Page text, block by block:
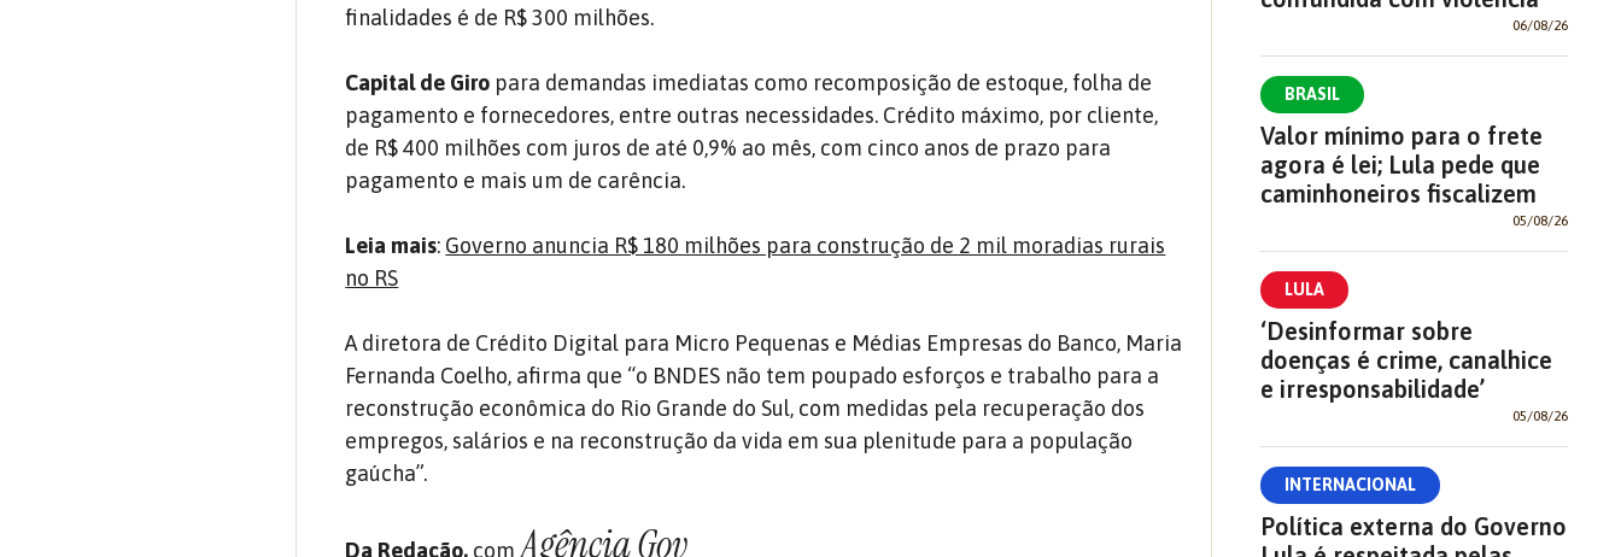
finalidades é de R$ 300 milhões.
Capital de Giro para demandas imediatas como recomposição de estoque, folha de
pagamento e fornecedores, entre outras necessidades. Crédito máximo, por cliente,
de R$ 400 milhões com juros de até 0,9% ao mês, com cinco anos de prazo para
pagamento e mais um de carência.
Leia mais: Governo anuncia R$ 180 milhões para construção de 2 mil moradias rurais
no RS
A diretora de Crédito Digital para Micro Pequenas e Médias Empresas do Banco, Maria
Fernanda Coelho, afirma que “o BNDES não tem poupado esforços e trabalho para a
reconstrução econômica do Rio Grande do Sul, com medidas pela recuperação dos
empregos, salários e na reconstrução da vida em sua plenitude para a população
gaúcha”.
Da Redação, comAgência Gov
06/08/26
BRASIL
Valor mínimo para o frete
agora é lei; Lula pede que
caminhoneiros fiscalizem
05/08/26
LULA
‘Desinformar sobre
doenças é crime, canalhice
e irresponsabilidade’
05/08/26
INTERNACIONAL
Política externa do Governo